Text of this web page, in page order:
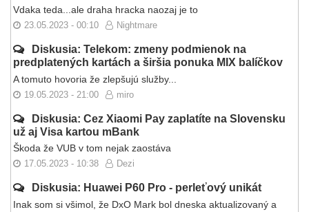
Vdaka teda...ale draha hracka naozaj je to
23.05.2023 - 00:10 Nightmare
Diskusia: Telekom: zmeny podmienok na
predplatených kartách a širšia ponuka MIX balíčkov
A tomuto hovoria že zlepšujú služby...
19.05.2023 - 21:00 miro
Diskusia: Cez Xiaomi Pay zaplatíte na Slovensku
už aj Visa kartou mBank
Škoda že VUB v tom nejak zaostáva
17.05.2023 - 10:38 Dezi
Diskusia: Huawei P60 Pro - perleťový unikát
Inak som si všimol, že DxO Mark bol dneska aktualizovaný a